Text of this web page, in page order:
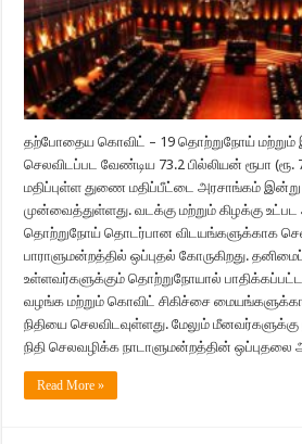
தற்போதைய கொவிட் – 19 தொற்றுநோய் மற்றும்
செலவிடப்பட வேண்டிய 73.2 பில்லியன் ரூபா (ரூ.
மதிப்புள்ள துணை மதிப்பீட்டை அரசாங்கம் இன்று
முன்வைத்துள்ளது. வடக்கு மற்றும் கிழக்கு
தொற்றுநோய் தொடர்பான விடயங்களுக்காக
பாராளுமன்றத்தில் ஒப்புதல் கோருகிறது.
உள்ளவர்களுக்கும் தொற்றுநோயால்
வழங்க மற்றும் கொவிட் சிகிச்சை
நிதியை செலவிடவுள்ளது. மேலும்
நிதி செலவழிக்க நாடாளுமன்றத்தின் ஒப்புதலை
Read More »